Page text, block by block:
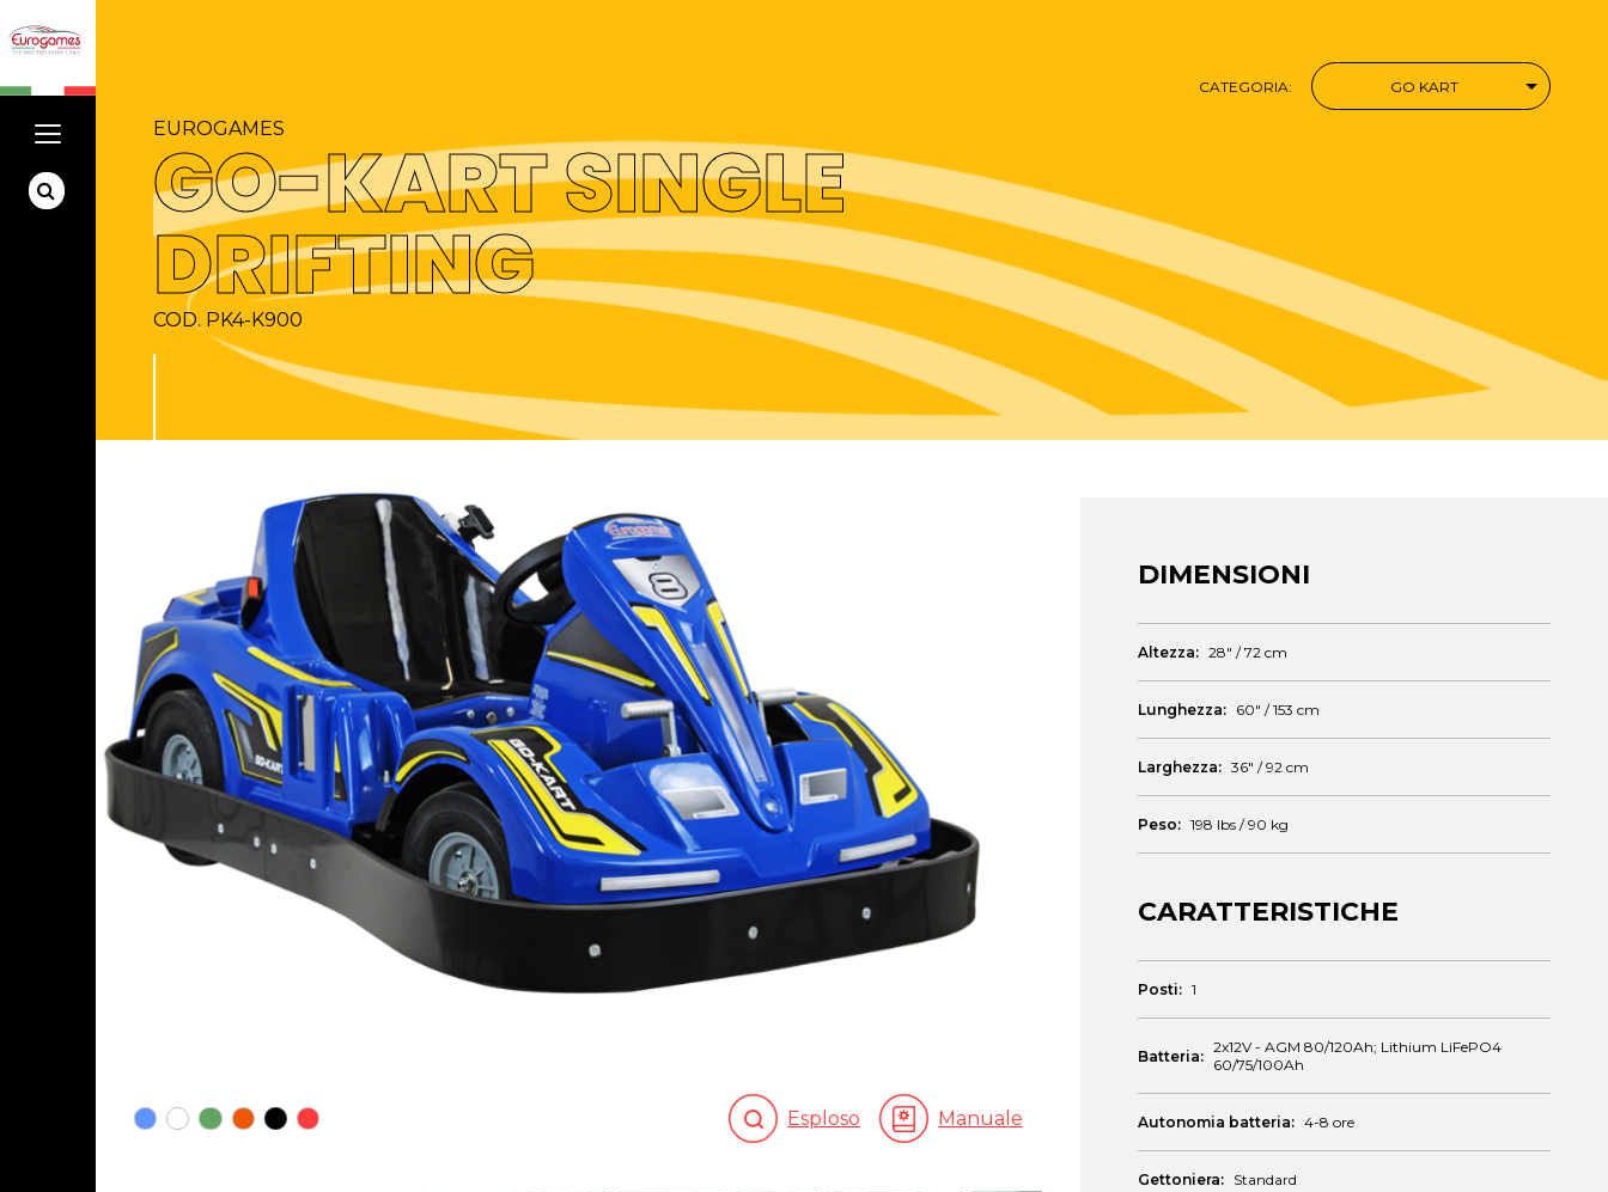
CATEGORIA: GO KART
EUROGAMES
GO-KART SINGLE
DRIFTING
COD. PK4-K900
Esploso Manuale
DIMENSIONI
Altezza: 28" / 72 cm
Lunghezza: 60" / 153 cm
Larghezza: 36" / 92 cm
Peso: 198 lbs / 90 kg
CARATTERISTICHE
Posti: 1
Batteria: 2x12V - AGM 80/120Ah; Lithium LiFePO4
60/75/100Ah
Autonomia batteria: 4-8 ore
Gettoniera: Standard